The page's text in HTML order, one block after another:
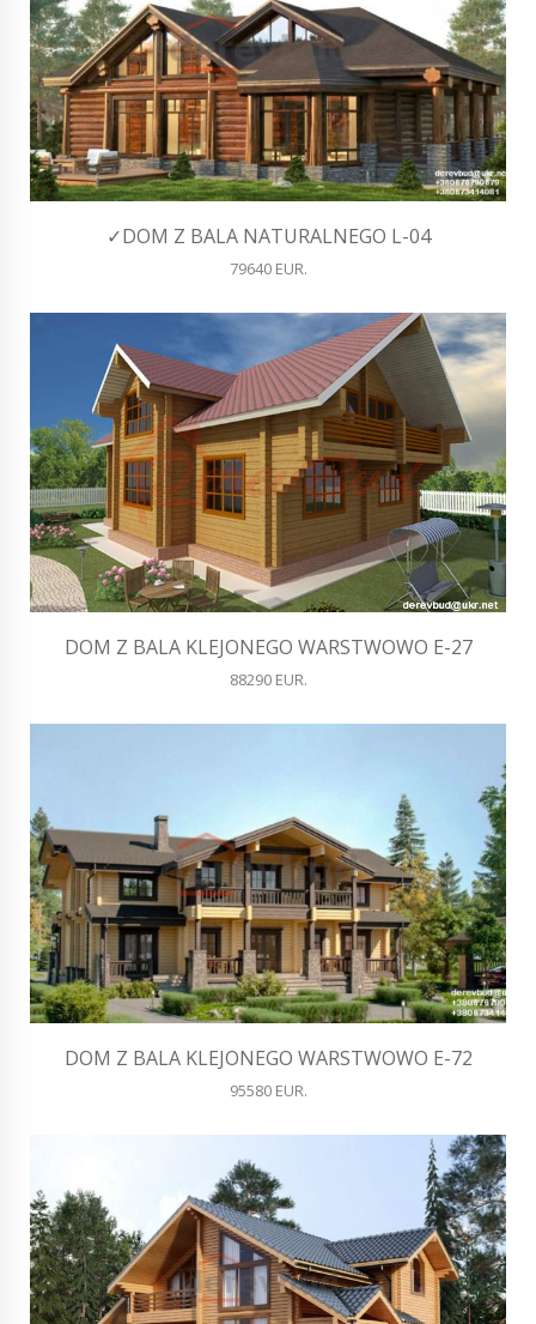
✓DOM Z BALA NATURALNEGO L-04
79640 EUR.
DOM Z BALA KLEJONEGO WARSTWOWO E-27
88290 EUR.
DOM Z BALA KLEJONEGO WARSTWOWO E-72
95580 EUR.